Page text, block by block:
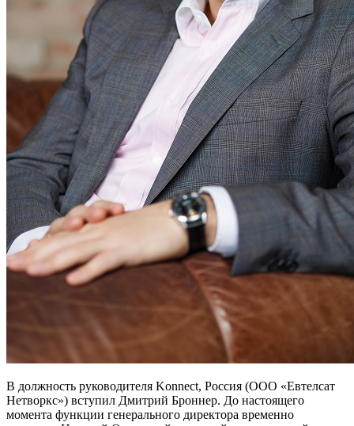
В должность руководителя Konnect, Россия (ООО «Евтелсат
Нетворкс») вступил Дмитрий Броннер. До настоящего
момента функции генерального директора временно